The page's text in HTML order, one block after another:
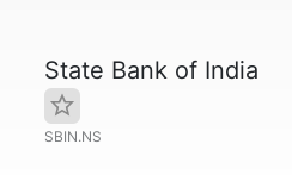
State Bank of India
SBIN.NS